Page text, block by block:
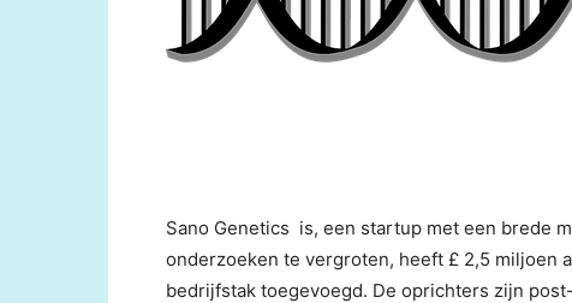
Sano Genetics is, een startup met een brede
onderzoeken te vergroten, heeft £ 2,5 miljoen
bedrijfstak toegevoegd. De oprichters zijn